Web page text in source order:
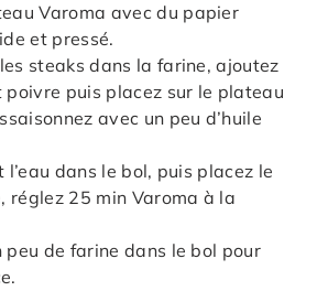
Varoma avec du papier
et pressé.
steaks dans la farine, ajoutez
poivre puis placez sur le plateau
avec un peu d’huile
dans le bol, puis placez le
réglez 25 min Varoma à la
peu de farine dans le bol pour